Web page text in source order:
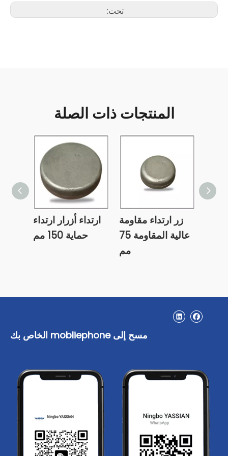
تحت:
المنتجات ذات الصلة
ارتداء أزرار ارتداء
حماية 150 مم
زر ارتداء مقاومة
عالية المقاومة 75
مم
مسح إلى mobliephone الخاص بك